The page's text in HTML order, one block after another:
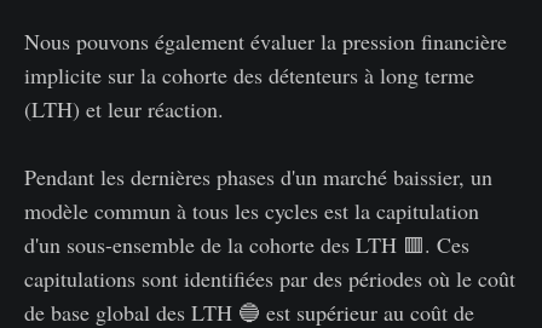
Nous pouvons également évaluer la pression financière
implicite sur la cohorte des détenteurs à long terme
(LTH) et leur réaction.
Pendant les dernières phases d'un marché baissier, un
modèle commun à tous les cycles est la capitulation
d'un sous-ensemble de la cohorte des LTH 🟥. Ces
capitulations sont identifiées par des périodes où le coût
de base global des LTH 🔵 est supérieur au coût de